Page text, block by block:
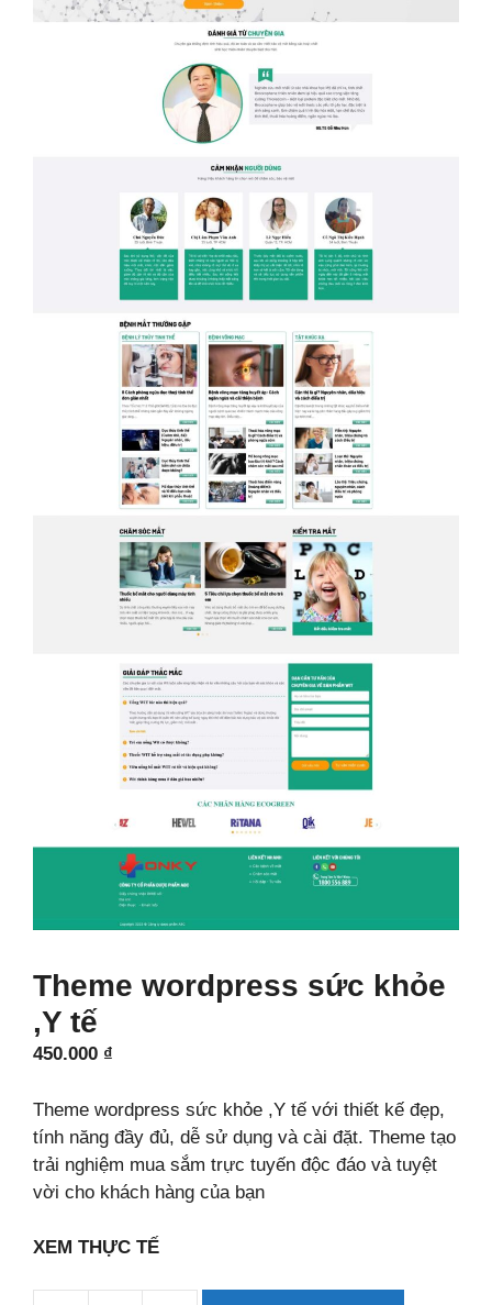
Theme wordpress sức khỏe
,Y tế
450.000 ₫
Theme wordpress sức khỏe ,Y tế với thiết kế đẹp,
tính năng đầy đủ, dễ sử dụng và cài đặt. Theme tạo
trải nghiệm mua sắm trực tuyến độc đáo và tuyệt
vời cho khách hàng của bạn
XEM THỰC TẾ